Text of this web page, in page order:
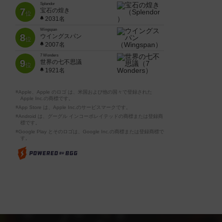
7位
Splendor
宝石の煌き
2031名
8位
Wingspan
ウイングスパン
2007名
9位
7 Wonders
世界の七不思議
1921名
※Apple、Apple のロゴ は、米国および他の国々で登録された
Apple Inc.の商標です。
※App Store は、Apple Inc.のサービスマークです。
※Android は、グーグル インコーポレイテッドの商標または登録商
標です。
※Google Play とそのロゴは、Google Inc.の商標または登録商標で
す。